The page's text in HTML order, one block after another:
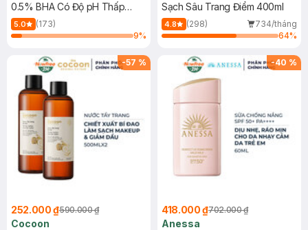
0.5% BHA Có Độ pH Thấp
150ml
5.0
(173)
9%
Sạch Sâu Trang Điểm 400ml
4.8 (298)
734/tháng
64%
-57 %
252.000 ₫590.000 ₫
Cocoon
-40 %
418.000 ₫702.000 ₫
Anessa